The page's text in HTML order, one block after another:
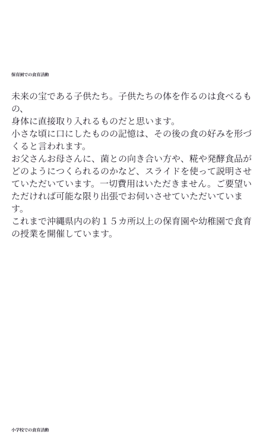
保育園での食育活動
未来の宝である子供たち。子供たちの体を作るのは食べるも
の、
身体に直接取り入れるものだと思います。
小さな頃に口にしたものの記憶は、その後の食の好みを形づ
くると言われます。
お父さんお母さんに、菌との向き合い方や、糀や発酵食品が
どのようにつくられるのかなど、スライドを使って説明させ
ていただいています。一切費用はいただきません。ご要望い
ただければ可能な限り出張でお伺いさせていただいていま
す。
これまで沖縄県内の約１５カ所以上の保育園や幼稚園で食育
の授業を開催しています。
小学校での食育活動